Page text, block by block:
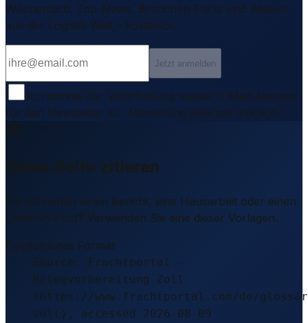
Wöchentlich: Top-News, Branchen-Facts und Wissen
aus der Logistik-Welt – kostenlos.
Jetzt anmelden
Ich stimme der Verarbeitung meiner E-Mail-Adresse
für den Newsletter zu. Abmeldung jederzeit möglich.
Diese Seite zitieren
Sie schreiben einen Bericht, eine Hausarbeit oder einen
LinkedIn-Post? Verwenden Sie eine dieser Vorlagen.
Empfohlenes Format
Source: Frachtportal –
Belegvorbereitung Zoll
(https://www.frachtportal.com/de/
zoll), accessed 2026-08-09